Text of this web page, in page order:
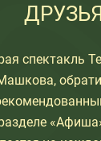
О
развивался
так же найдете
спектакль